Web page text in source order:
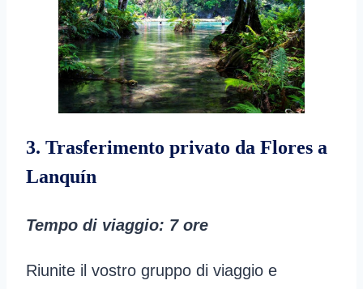
3. Trasferimento privato da Flores a
Lanquín
Tempo di viaggio: 7 ore
Riunite il vostro gruppo di viaggio e